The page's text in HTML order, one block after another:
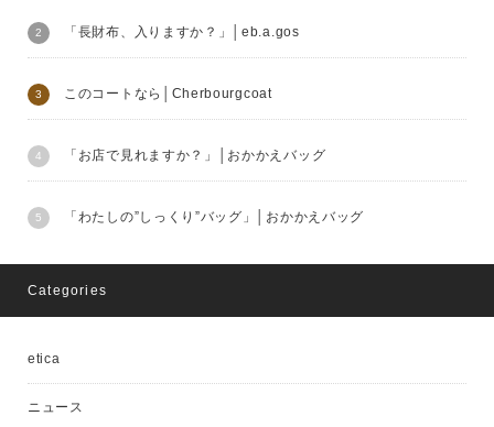
「長財布、入りますか？」│eb.a.gos
このコートなら│Cherbourgcoat
「お店で見れますか？」│おかかえバッグ
「わたしの”しっくり”バッグ」│おかかえバッグ
Categories
etica
ニュース